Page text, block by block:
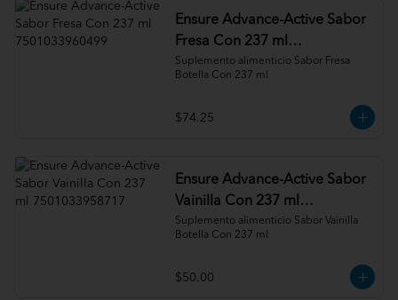
Ensure Advance-Active Sabor
Fresa Con 237 ml
7501033960499
Suplemento alimenticio Sabor Fresa
Botella Con 237 ml
$74.25
Ensure Advance-Active Sabor
Vainilla Con 237 ml
7501033958717
Suplemento alimenticio Sabor Vainilla
Botella Con 237 ml
$50.00